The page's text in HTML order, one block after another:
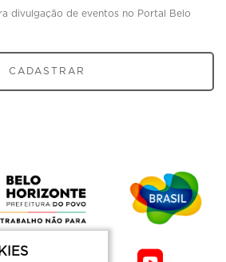
divulgação de eventos no Portal Belo
CADASTRAR